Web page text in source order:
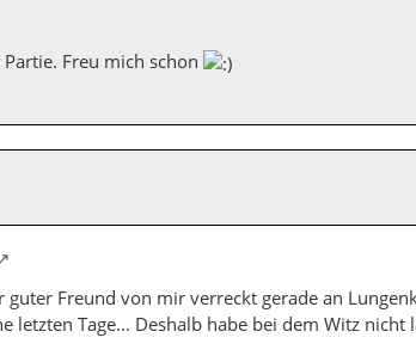
Freu mich schon
guter Freund von mir verreckt gerade an
letzten Tage... Deshalb habe bei dem Witz nicht